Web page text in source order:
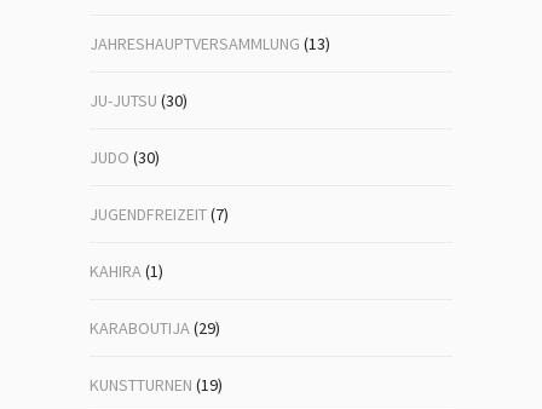
JAHRESHAUPTVERSAMMLUNG (13)
JU-JUTSU (30)
JUDO (30)
JUGENDFREIZEIT(7)
KAHIRA(1)
KARABOUTIJA(29)
KUNSTTURNEN (19)